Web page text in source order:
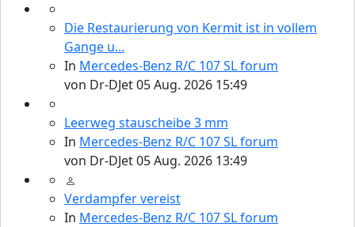
SL und SLC in jeder Farbe sehen
Die Restaurierung von Kermit ist in vollem
Gange u...
In Mercedes-Benz R/C 107 SL forum
von Dr-DJet05 Aug. 2026 15:49
Leerweg stauscheibe 3 mm
In Mercedes-Benz R/C 107 SL forum
von Dr-DJet05 Aug. 2026 13:49
Verdampfer vereist
In Mercedes-Benz R/C 107 SL forum